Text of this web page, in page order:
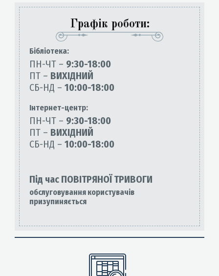
Графік роботи:
Бiблiотека:
ПН-ЧТ – 9:30-18:00
ПТ – ВИХІДНИЙ
СБ-НД – 10:00-18:00
Інтернет-центр:
ПН-ЧТ – 9:30-18:00
ПТ – ВИХІДНИЙ
СБ-НД – 10:00-18:00
Під час ПОВІТРЯНОЇ ТРИВОГИ
обслуговування користувачів
призупиняється